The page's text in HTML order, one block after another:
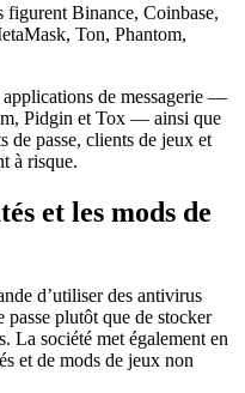
figurent Binance, Coinbase,
Ton, Phantom,
de messagerie —
Pidgin et Tox — ainsi que
de passe, clients de jeux et
à risque.
et les mods de
d’utiliser des antivirus
passe plutôt que de stocker
La société met également en
et de mods de jeux non